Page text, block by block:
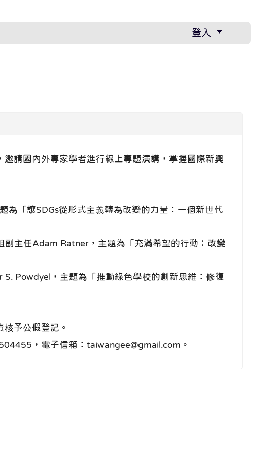
登入
請國內外專家學者進行線上專題演講，掌握國際新興
「讓SDGs從形式主義轉為改變的力量：一個新世代
主任Adam Ratner，主題為「充滿希望的行動：改變
Powdyel，主題為「推動綠色學校的創新思維：修復
予公假登記。
，電子信箱：taiwangee@gmail.com。